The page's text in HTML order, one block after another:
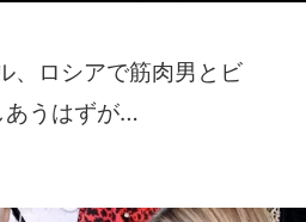
、ロシアで筋肉男とビ
あうはずが…